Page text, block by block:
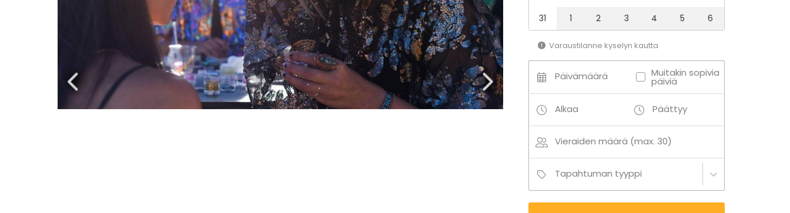
31
1 2 3 4 5 6
Varaustilanne kyselyn kautta
Päivämäärä Muitakin sopivia
päiviä
Alkaa Päättyy
Vieraiden määrä (max. 30)
Tapahtuman tyyppi